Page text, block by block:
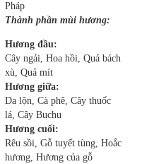
Pháp
Thành phần mùi hương:
Hương đầu:
Cây ngải, Hoa hồi, Quả bách
xù, Quả mít
Hương giữa:
Da lộn, Cà phê, Cây thuốc
lá, Cây Buchu
Hương cuối:
Rêu sồi, Gỗ tuyết tùng, Hoắc
hương, Hương của gỗ